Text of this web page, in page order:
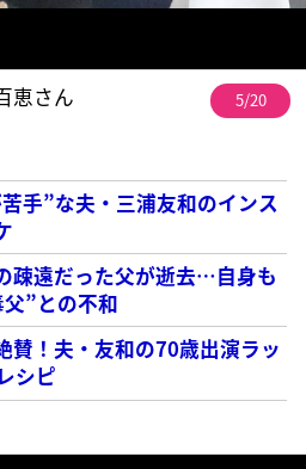
恵さん 5/20
手”な夫・三浦友和のインス
遠だった父が逝去…自身も
”との不和
！夫・友和の70歳出演ラッ
シピ